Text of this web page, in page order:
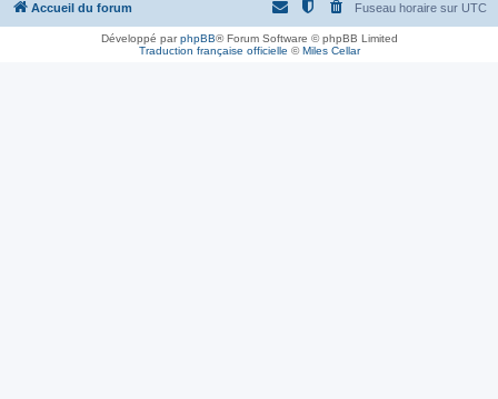
Accueil du forum Fuseau horaire sur UTC
Développé parphpBB® Forum Software © phpBB Limited
Traduction française officielle ©Miles Cellar